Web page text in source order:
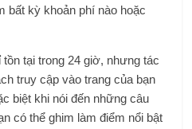
bất kỳ khoản phí nào hoặc
tại trong 24 giờ, nhưng tác
truy cập vào trang của bạn
biệt khi nói đến những câu
có thể ghim làm điểm nổi bật